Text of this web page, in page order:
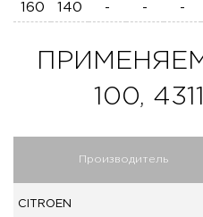
160 140 - - -
100,
Производитель
CITROEN